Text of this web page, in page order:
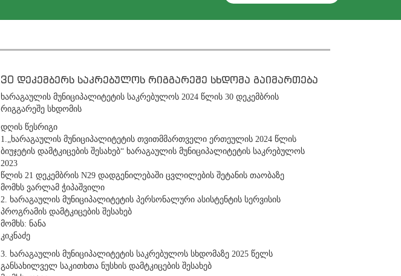
30 დეკემბერს საკრებულოს რიგგარეშე სხდომა გაიმართება
ხარაგაულის მუნიციპალიტეტის საკრებულოს 2024 წლის 30 დეკემბრის
რიგგარეშე სხდომის
დღის წესრიგი
1.„ხარაგაულის მუნიციპალიტეტის თვითმმართველი ერთეულის 2024 წლის
ბიუჯეტის დამტკიცების შესახებ“ ხარაგაულის მუნიციპალიტეტის საკრებულოს
2023
წლის 21 დეკემბრის N29 დადგენილებაში ცვლილების შეტანის თაობაზე
მომხს ვარლამ ჭიპაშვილი
2. ხარაგაულის მუნიციპალიტეტის პერსონალური ასისტენტის სერვისის
პროგრამის დამტკიცების შესახებ
მომხს: ნანა
კიკნაძე
3. ხარაგაულის მუნიციპალიტეტის საკრებულოს სხდომაზე 2025 წელს
განსახილველ საკითხთა ნუსხის დამტკიცების შესახებ